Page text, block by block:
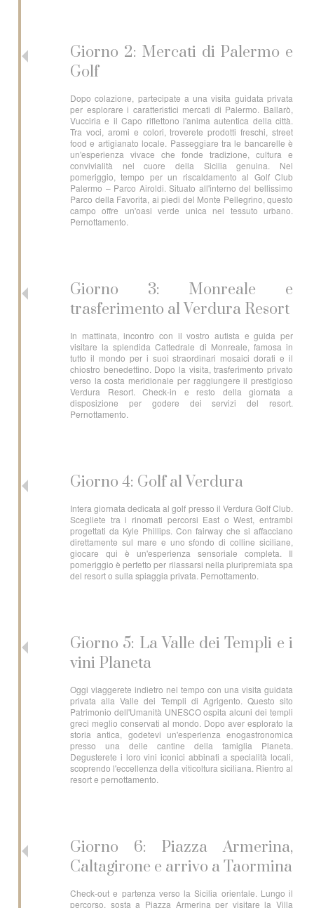
Giorno 2: Mercati di Palermo e
Golf
Dopo colazione, partecipate a una visita guidata privata
per esplorare i caratteristici mercati di Palermo. Ballarò,
Vucciria e il Capo riflettono l'anima autentica della città.
Tra voci, aromi e colori, troverete prodotti freschi, street
food e artigianato locale. Passeggiare tra le bancarelle è
un'esperienza vivace che fonde tradizione, cultura e
convivialità nel cuore della Sicilia genuina. Nel
pomeriggio, tempo per un riscaldamento al Golf Club
Palermo – Parco Airoldi. Situato all'interno del bellissimo
Parco della Favorita, ai piedi del Monte Pellegrino, questo
campo offre un'oasi verde unica nel tessuto urbano.
Pernottamento.
Giorno 3: Monreale e
trasferimento al Verdura Resort
In mattinata, incontro con il vostro autista e guida per
visitare la splendida Cattedrale di Monreale, famosa in
tutto il mondo per i suoi straordinari mosaici dorati e il
chiostro benedettino. Dopo la visita, trasferimento privato
verso la costa meridionale per raggiungere il prestigioso
Verdura Resort. Check-in e resto della giornata a
disposizione per godere dei servizi del resort.
Pernottamento.
Giorno 4: Golf al Verdura
Intera giornata dedicata al golf presso il Verdura Golf Club.
Scegliete tra i rinomati percorsi East o West, entrambi
progettati da Kyle Phillips. Con fairway che si affacciano
direttamente sul mare e uno sfondo di colline siciliane,
giocare qui è un'esperienza sensoriale completa. Il
pomeriggio è perfetto per rilassarsi nella pluripremiata spa
del resort o sulla spiaggia privata. Pernottamento.
Giorno 5: La Valle dei Templi e i
vini Planeta
Oggi viaggerete indietro nel tempo con una visita guidata
privata alla Valle dei Templi di Agrigento. Questo sito
Patrimonio dell'Umanità UNESCO ospita alcuni dei templi
greci meglio conservati al mondo. Dopo aver esplorato la
storia antica, godetevi un'esperienza enogastronomica
presso una delle cantine della famiglia Planeta.
Degusterete i loro vini iconici abbinati a specialità locali,
scoprendo l'eccellenza della viticoltura siciliana. Rientro al
resort e pernottamento.
Giorno 6: Piazza Armerina,
Caltagirone e arrivo a Taormina
Check-out e partenza verso la Sicilia orientale. Lungo il
percorso, sosta a Piazza Armerina per visitare la Villa